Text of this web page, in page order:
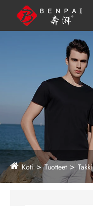
Koti Tuotteet Takki